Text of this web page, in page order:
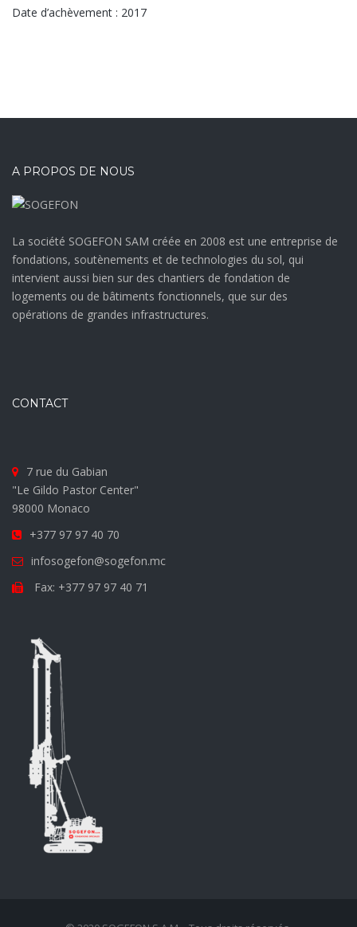
Date d’achèvement : 2017
A PROPOS DE NOUS
La société SOGEFON SAM créée en 2008 est une entreprise de
fondations, soutènements et de technologies du sol, qui
intervient aussi bien sur des chantiers de fondation de
logements ou de bâtiments fonctionnels, que sur des
opérations de grandes infrastructures.
CONTACT
7 rue du Gabian
"Le Gildo Pastor Center"
98000 Monaco
+377 97 97 40 70
infosogefon@sogefon.mc
Fax: +377 97 97 40 71